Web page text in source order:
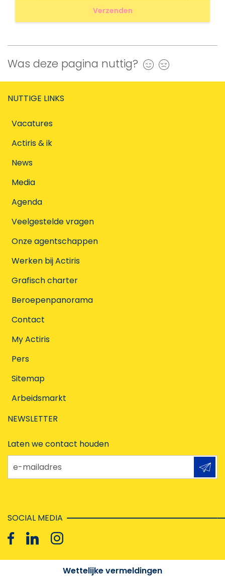
Was deze pagina nuttig? Ja
NUTTIGE LINKS
Vacatures
Actiris & ik
News
Media
Agenda
Veelgestelde vragen
Onze agentschappen
Werken bij Actiris
Grafisch charter
Beroepenpanorama
Contact
My Actiris
Pers
Sitemap
Arbeidsmarkt
NEWSLETTER
Laten we contact houden
e-mailadres
SOCIAL MEDIA
Wettelijke vermeldingen